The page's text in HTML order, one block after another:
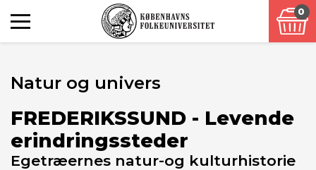
0
Natur og univers
FREDERIKSSUND - Levende
erindringssteder
Egetræernes natur-og kulturhistorie